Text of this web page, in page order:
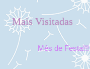
Mais Visitadas
Mês de Festa!!!